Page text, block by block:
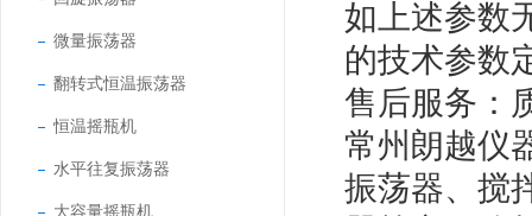
微量振荡器
翻转式恒温振荡器
恒温摇瓶机
水平往复振荡器
大容量摇瓶机
如上述参数
的技术参数
售后服务：
常州朗越仪
振荡器、搅